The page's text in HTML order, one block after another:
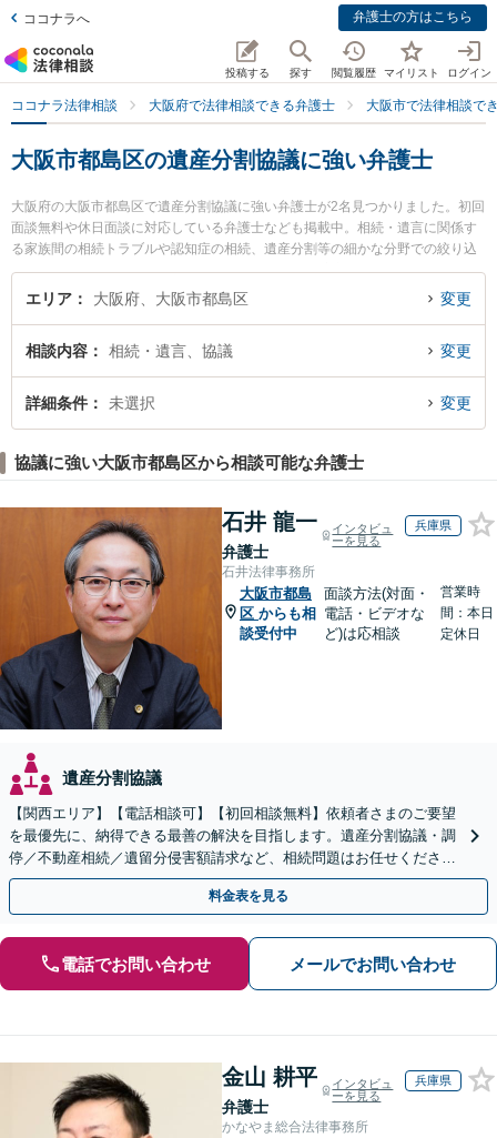
ココナラへ 弁護士の方はこちら
投稿する 探す 閲覧履歴 マイリスト ログイン
ココナラ法律相談 大阪府で法律相談できる弁護士 大阪市で法律相談で
大阪市都島区の遺産分割協議に強い弁護士
大阪府の大阪市都島区で遺産分割協議に強い弁護士が2名見つかりました。初回
面談無料や休日面談に対応している弁護士なども掲載中。相続・遺言に関係す
る家族間の相続トラブルや認知症の相続、遺産分割等の細かな分野での絞り込
み検索もでき便利です。特に都島法律事務所の松浦 宏彰弁護士や友渕・希法律
事務所の村本 健司弁護士のプロフィール情報や弁護士費用、強みなどが注目さ
近くの弁護士を検索したい』『初回相談無料で遺産分割協議を法律相談できる
大阪市都島区内の弁護士に相談予約したい』などでお困りの相談者さんにおす
すめです。
エリア 大阪府、大阪市都島区 変更
相談内容 相続・遺言、協議 変更
詳細条件 未選択 変更
協議に強い大阪市都島区から相談可能な弁護士
石井 龍一
弁護士
インタビュ
ーを見る
兵庫県
石井法律事務所
大阪市都島
区 からも相
談受付中
面談方法(対面・
電話・ビデオな
ど)は応相談
営業時
間：本日
定休日
遺産分割協議
【関西エリア】【電話相談可】【初回相談無料】依頼者さまのご要望
を最優先に、納得できる最善の解決を目指します。遺産分割協議・調
停／不動産相続／遺留分侵害額請求など、相続問題はお任せください
【出張相談可】紛争化したトラブルのご相談も対応します
料金表を見る
電話でお問い合わせ メールでお問い合わせ
金山 耕平
弁護士
インタビュ
ーを見る
兵庫県
かなやま総合法律事務所